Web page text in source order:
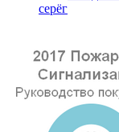
серёг